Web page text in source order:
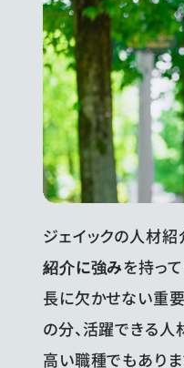
ジェイックの人材紹
紹介に強みを持っ
長に欠かせない重要
の分、活躍できる
高い職種でもありま